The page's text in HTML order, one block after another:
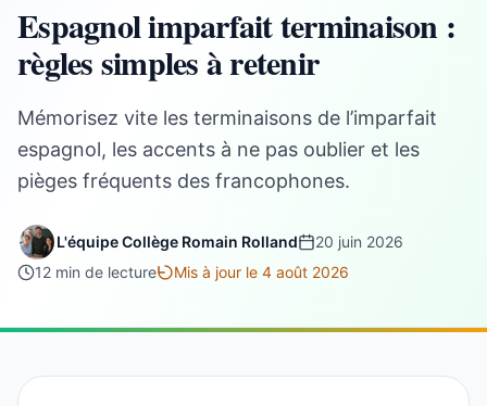
Espagnol imparfait terminaison :
règles simples à retenir
Mémorisez vite les terminaisons de l’imparfait
espagnol, les accents à ne pas oublier et les
pièges fréquents des francophones.
L'équipe Collège Romain Rolland
20 juin 2026
12 min de lecture
Mis à jour le 4 août 2026